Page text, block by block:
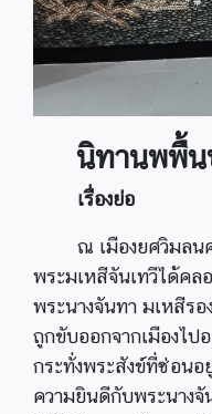
นิทานพพื้น
เรื่องย่อ
ณ เมืองยศวิมลน
พระมเหสีจันเทวีได้คล
พระนางจันทา มเหสีรอ
ถูกขับออกจากเมืองไป
กระทั่งพระสังข์ที่ซ่อน
ความยินดีกับพระนางจั